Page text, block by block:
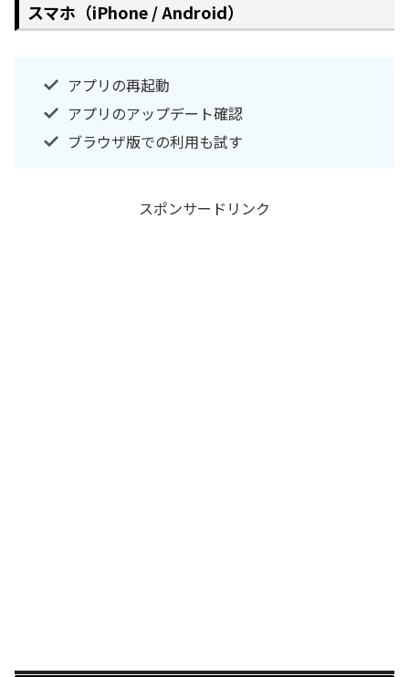
スマホ（iPhone / Android）
アプリの再起動
アプリのアップデート確認
ブラウザ版での利用も試す
スポンサードリンク